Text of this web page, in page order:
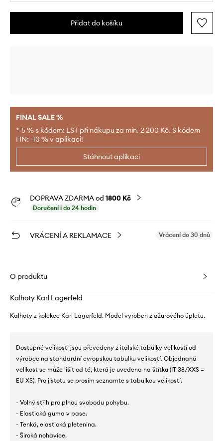
Přidat do košíku
FINAL SALE %
*-5 % s kódem: LST při nákupu za min. 2 200 Kč. S kódem
FIN: -10 % v aplikaci!
Stáhnout aplikaci
DOPRAVA ZDARMA od 1800 Kč
Doručení i do 24 hodin
VRÁCENÍ A REKLAMACE Vrácení do 30 dnů
O produktu
Kalhoty Karl Lagerfeld
Kalhoty z kolekce Karl Lagerfeld. Model vyroben z ažurového úpletu.
Dostupné velikosti jsou převedeny z italské tabulky velikostí od
výrobce na standardní evropskou tabulku velikostí. Objednaná
velikost se může lišit od té, která je uvedena na štítku (IT 38/XXS =
EU XS). Pro jistotu se prosím seznamte s tabulkou velikostí.
- Volný střih pro plnou svobodu pohybu.
- Elastická guma v pase.
- Tenká, elastická pletenina.
- Široká nohavice.